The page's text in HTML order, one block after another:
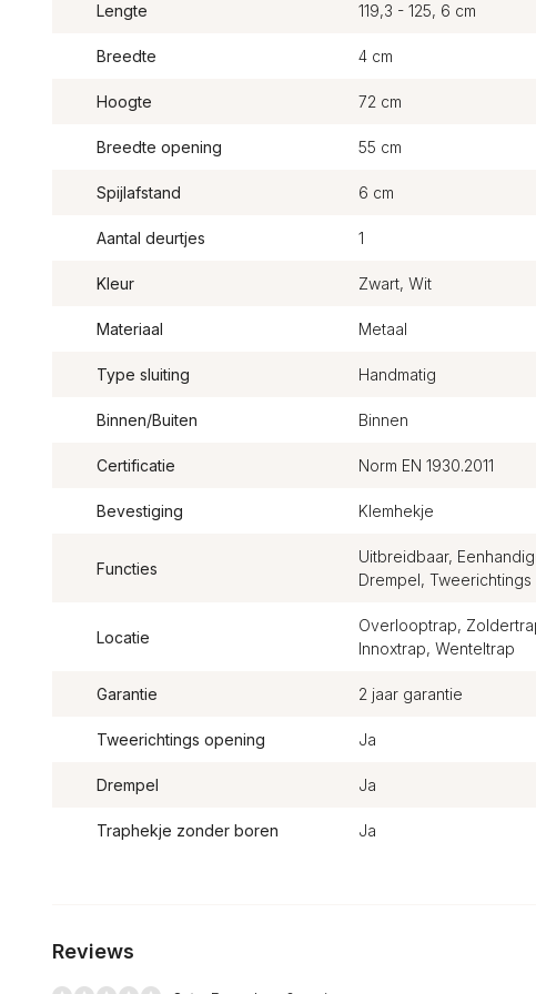
Lengte 119,3 - 125, 6 cm
Breedte 4 cm
Hoogte 72 cm
Breedte opening 55 cm
Spijlafstand 6 cm
Aantal deurtjes 1
Kleur Zwart, Wit
Materiaal Metaal
Type sluiting Handmatig
Binnen/Buiten Binnen
Certificatie Norm EN 1930.2011
Bevestiging Klemhekje
Functies
Uitbreidbaar,
Drempel,
Locatie
Overlooptrap,
Innoxtrap, Wenteltrap
Garantie 2 jaar garantie
Tweerichtings opening Ja
Drempel Ja
Traphekje zonder boren Ja
Reviews